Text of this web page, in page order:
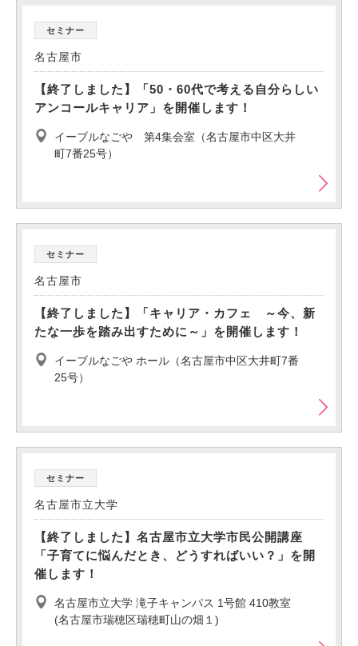
セミナー
名古屋市
【終了しました】「50・60代で考える自分らしい
アンコールキャリア」を開催します！
イーブルなごや 第4集会室（名古屋市中区大井
町7番25号）
セミナー
名古屋市
【終了しました】「キャリア・カフェ ～今、新
たな一歩を踏み出すために～」を開催します！
イーブルなごや ホール（名古屋市中区大井町7番
25号）
セミナー
名古屋市立大学
【終了しました】名古屋市立大学市民公開講座
「子育てに悩んだとき、どうすればいい？」を開
催します！
名古屋市立大学 滝子キャンパス 1号館 410教室
(名古屋市瑞穂区瑞穂町山の畑１)